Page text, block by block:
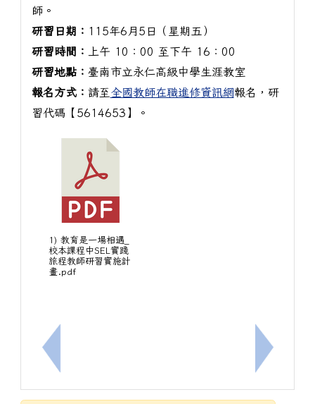
上一筆：【轉知】國立成功大學舉辦「因材網高中生
師。
研習日期： 115年6月5日（星期五）
研習時間：
上午 10：00 至下午 16：00
研習地點： 臺南市立永仁高級中學生涯教室
報名方式： 請至全國教師在職進修資訊網報名，研
習代碼【5614653】。
1) 教育是一場相遇_
校本課程中SEL實踐
旅程教師研習實施計
畫.pdf
下一筆：